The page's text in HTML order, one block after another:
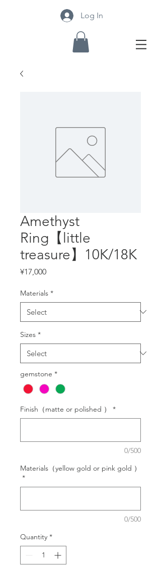
Log In
Amethyst
Ring【little
treasure】10K/18K
¥17,000Price
Materials *
Sizes *
gemstone *
Finish（matte or polished ） *
0/500
Materials（yellow gold or pink gold ）
*
0/500
Quantity *